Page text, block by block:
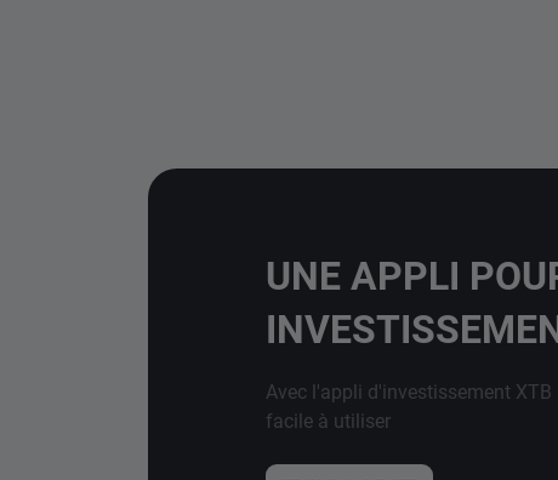
UNE APPLI
Avec l'appli d'investissement XTB
facile à utiliser